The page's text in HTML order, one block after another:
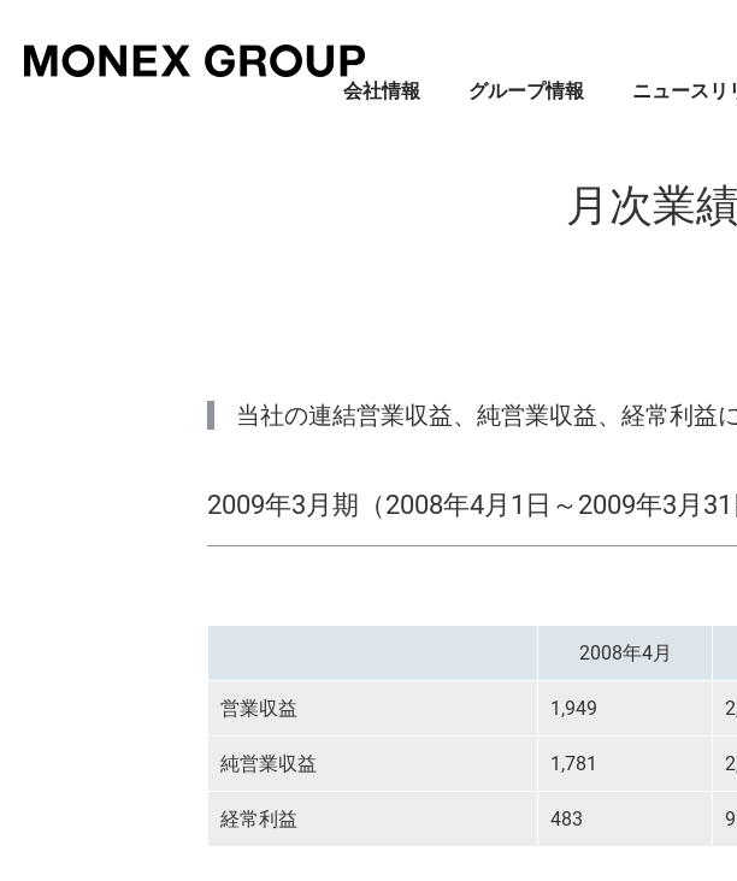
月次業
当社の連結営業収益、純営業収益、経常利益
2009年3月期（2008年4月1日～2009年3月31
2008年4月
営業収益 1,949
純営業収益 1,781
経常利益 483
会社情報
創業者メッ
ブランドス
マネックスの
グループ情報
マネックス
マネックス
マネックス
ジーネック
ニュースリ
業績・財務
よくあるご質
CEOメッセー
ガバナンス
イノベーシ
外部評価